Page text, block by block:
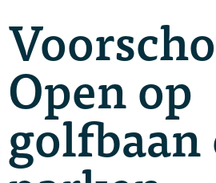
Open op